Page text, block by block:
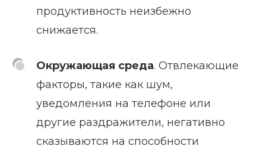
продуктивность неизбежно
снижается.
Окружающая среда. Отвлекающие
факторы, такие как шум,
уведомления на телефоне или
другие раздражители, негативно
сказываются на способности